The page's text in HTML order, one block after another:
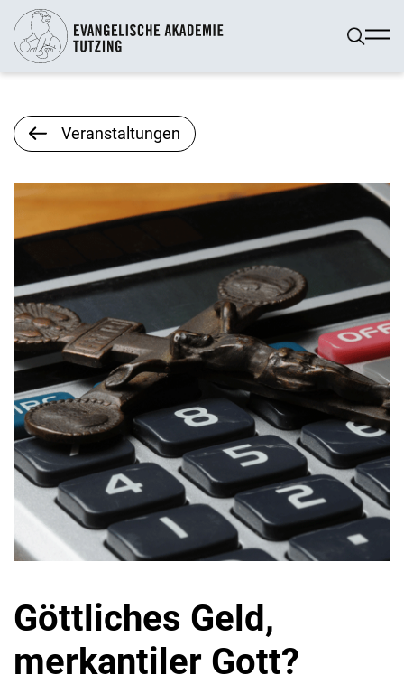
Veranstaltungen
Göttliches Geld,
merkantiler Gott?